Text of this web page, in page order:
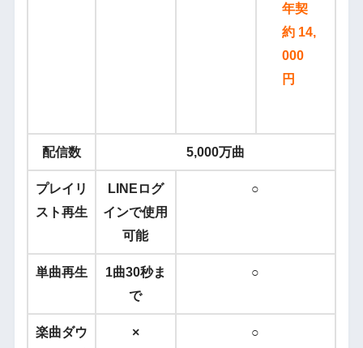
年契
約 14,
000
円
配信数 5,000万曲
プレイリ
スト再生
LINEログ
インで使用
可能
○
単曲再生
1曲30秒ま
で
○
楽曲ダウ
× ○